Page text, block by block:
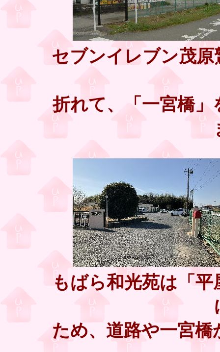
セブンイレブン茂原
折れて、「一宮橋
もばら和光苑は「
ため、道路や一宮